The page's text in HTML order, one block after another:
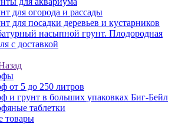
для огорода и рассады
для посадки деревьев и кустарников
насыпной грунт. Плодородная
с доставкой
от 5 до 250 литров
и грунт в больших упаковках Биг-Бейл
таблетки
товары